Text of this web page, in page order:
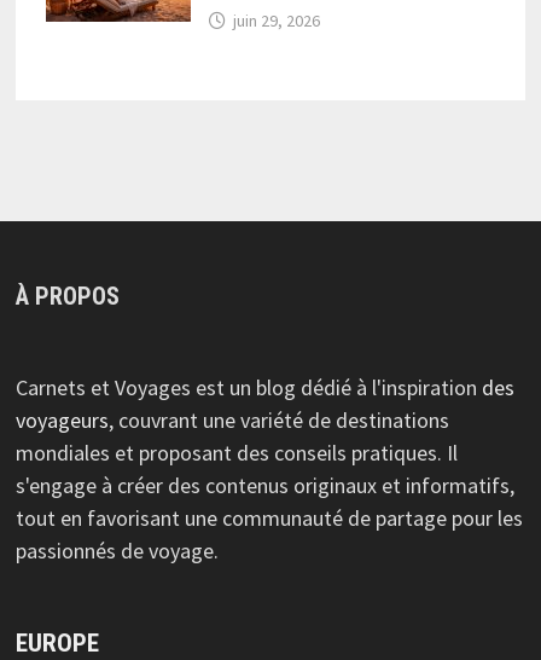
juin 29, 2026
À PROPOS
Carnets et Voyages est un blog dédié à l'inspiration des
voyageurs, couvrant une variété de destinations
mondiales et proposant des conseils pratiques. Il
s'engage à créer des contenus originaux et informatifs,
tout en favorisant une communauté de partage pour les
passionnés de voyage.
EUROPE